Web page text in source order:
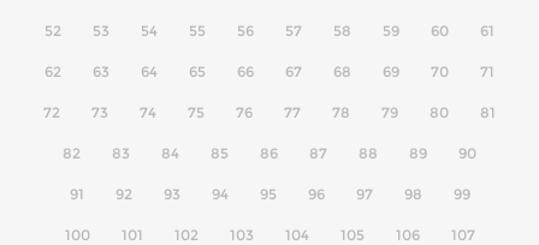
52 53 54 55 56 57 58 59 60 61
62 63 64 65 66 67 68 69 70 71
72 73 74 75 76 77 78 79 80 81
82 83 84 85 86 87 88 89 90
91 92 93 94 95 96 97 98 99
100 101 102 103 104 105 106 107